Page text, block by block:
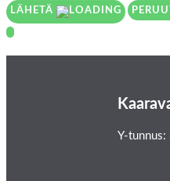
LÄHETÄ
Y-